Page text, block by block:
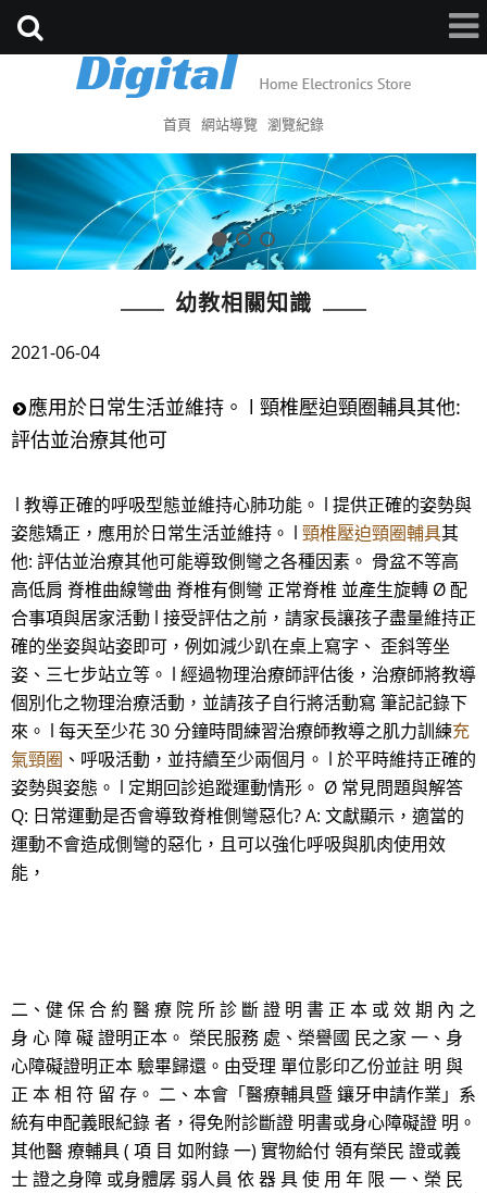
首頁 網站導覽 瀏覽紀錄
幼教相關知識
2021-06-04
應用於日常生活並維持。 l 頸椎壓迫頸圈輔具其他:
評估並治療其他可
l 教導正確的呼吸型態並維持心肺功能。 l 提供正確的姿勢與
姿態矯正，應用於日常生活並維持。 l 頸椎壓迫頸圈輔具其
他: 評估並治療其他可能導致側彎之各種因素。 骨盆不等高
高低肩 脊椎曲線彎曲 脊椎有側彎 正常脊椎 並產生旋轉 Ø 配
合事項與居家活動 l 接受評估之前，請家長讓孩子盡量維持正
確的坐姿與站姿即可，例如減少趴在桌上寫字、 歪斜等坐
姿、三七步站立等。 l 經過物理治療師評估後，治療師將教導
個別化之物理治療活動，並請孩子自行將活動寫 筆記記錄下
來。 l 每天至少花 30 分鐘時間練習治療師教導之肌力訓練充
氣頸圈 、呼吸活動，並持續至少兩個月。 l 於平時維持正確的
姿勢與姿態。 l 定期回診追蹤運動情形。 Ø 常見問題與解答
Q: 日常運動是否會導致脊椎側彎惡化? A: 文獻顯示，適當的
運動不會造成側彎的惡化，且可以強化呼吸與肌肉使用效
能，
二、健 保 合 約 醫 療 院 所 診 斷 證 明 書 正 本 或 效 期 內 之
身 心 障 礙 證明正本。 榮民服務 處、榮譽國 民之家 一、身
心障礙證明正本 驗畢歸還。由受理 單位影印乙份並註 明 與
正 本 相 符 留 存。 二、本會「醫療輔具暨 鑲牙申請作業」系
統有申配義眼紀錄 者，得免附診斷證 明書或身心障礙證 明。
其他醫 療輔具 ( 項 目 如附錄 一) 實物給付 領有榮民 證或義
士 證之身障 或身體孱 弱人員 依 器 具 使 用 年 限 一、榮 民